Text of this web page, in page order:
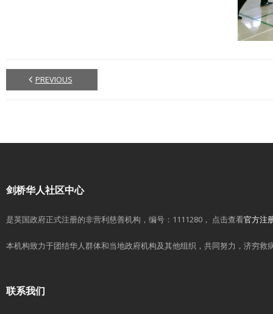
PREVIOUS
剑桥华人社区中心
是英国政府正式注册的非营利慈善机构，编号：1111280， 点击查看官方注
本机构致力于团结华人群体和当地政府机构及其他组织，共同努力，济穷
联系我们